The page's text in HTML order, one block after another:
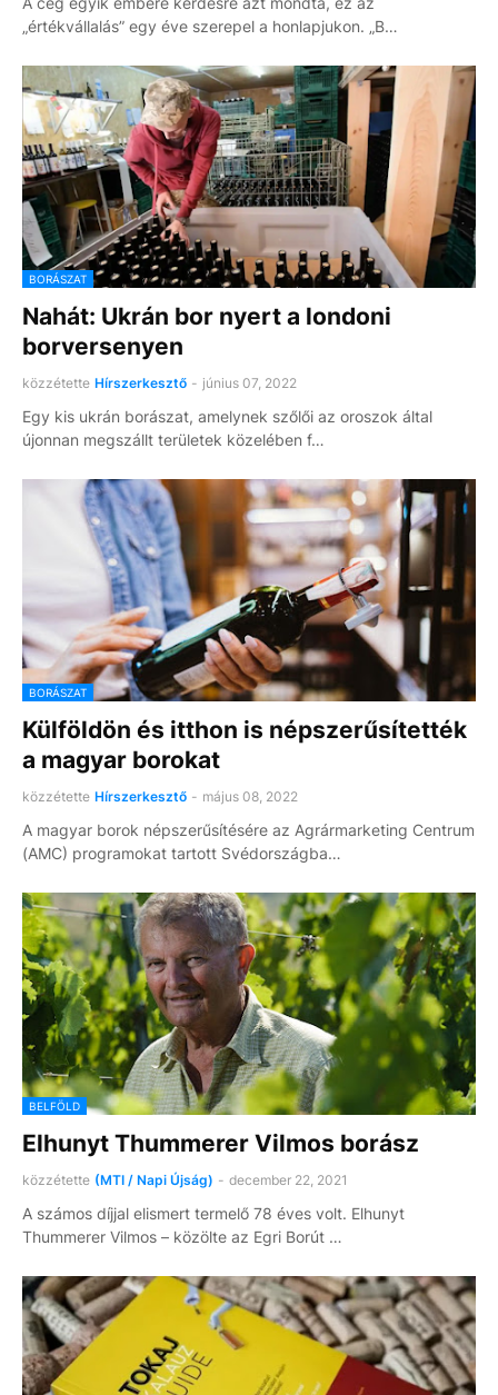
„értékvállalás” egy éve szerepel a honlapjukon. „B…
BORÁSZAT
Nahát: Ukrán bor nyert a londoni
borversenyen
közzétette Hírszerkesztő - június 07, 2022
Egy kis ukrán borászat, amelynek szőlői az oroszok által
újonnan megszállt területek közelében f…
BORÁSZAT
Külföldön és itthon is népszerűsítették
a magyar borokat
közzétette Hírszerkesztő - május 08, 2022
A magyar borok népszerűsítésére az Agrármarketing Centrum
(AMC) programokat tartott Svédországba…
BELFÖLD
Elhunyt Thummerer Vilmos borász
közzétette (MTI / Napi Újság) - december 22, 2021
A számos díjjal elismert termelő 78 éves volt. Elhunyt
Thummerer Vilmos – közölte az Egri Borút …